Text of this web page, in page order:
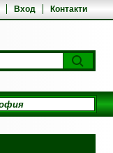
Вход Контакти